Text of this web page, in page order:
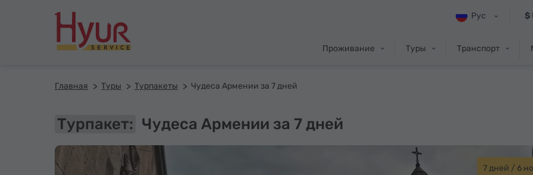
$
Рус
Проживание Туры Транспорт
Главная Туры Турпакеты Чудеса Армении за 7 дней
Турпакет: Чудеса Армении за 7 дней
7 дней / 6